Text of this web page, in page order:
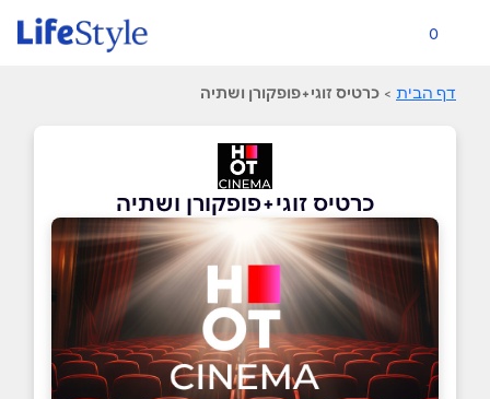
0
דף הבית > כרטיס זוגי+פופקורן ושתיה
כרטיס זוגי+פופקורן ושתיה